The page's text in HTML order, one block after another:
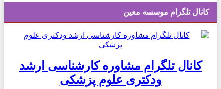
کانال تلگرام موسسه معین
کانال تلگرام مشاوره کارشناسی ارشد
ودکتری علوم پزشکی